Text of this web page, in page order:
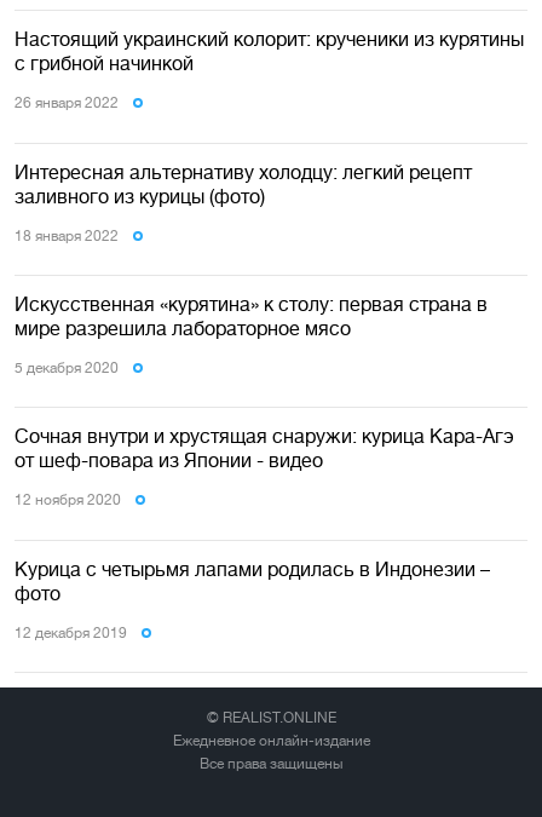
Настоящий украинский колорит: крученики из курятины
с грибной начинкой
26 января 2022
Интересная альтернативу холодцу: легкий рецепт
заливного из курицы (фото)
18 января 2022
Искусственная «курятина» к столу: первая страна в
мире разрешила лабораторное мясо
5 декабря 2020
Сочная внутри и хрустящая снаружи: курица Кара-Агэ
от шеф-повара из Японии - видео
12 ноября 2020
Курица с четырьмя лапами родилась в Индонезии –
фото
12 декабря 2019
© REALIST.ONLINE
Ежедневное онлайн-издание
Все права защищены